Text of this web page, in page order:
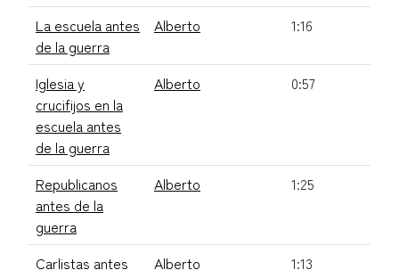
La escuela antes
de la guerra
Alberto 1:16
Iglesia y
crucifijos en la
escuela antes
de la guerra
Alberto 0:57
Republicanos
antes de la
guerra
Alberto 1:25
Carlistas antes
Alberto 1:13